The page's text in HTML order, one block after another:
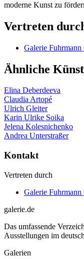
moderne Kunst zu
Vertreten
Galerie
Ähnliche
Elina Deberdeeva
Claudia Artopé
Ulrich Gleiter
Karin Ulrike Soika
Jelena Kolesnichenko
Andrea Unterstraßer
Kontakt
Vertreten durch
Galerie Fuhrmann
galerie.de
Das umfassende
Ausstellungen im
Galerien